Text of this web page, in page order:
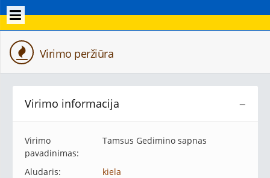
Virimo peržiūra
−
Virimo informacija
Virimo
pavadinimas:
Tamsus Gedimino sapnas
Aludaris:
kiela